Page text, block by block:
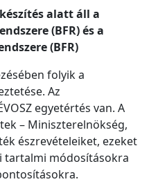
alatt áll a
(BFR) és a
(BFR)
folyik a
Az
egyetértés van. A
– Miniszterelnökség,
észrevételeiket, ezeket
tartalmi módosításokra